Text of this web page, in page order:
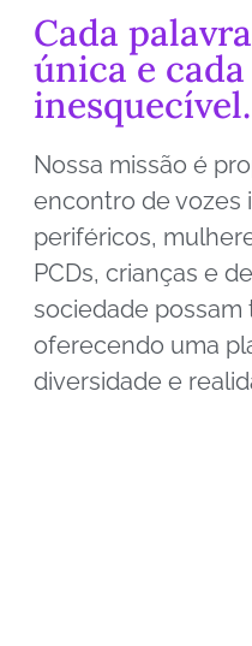
Cada
única e
inesquecível.
Nossa missão é
encontro de vozes
periféricos,
PCDs, crianças e
sociedade possam
oferecendo uma
diversidade e